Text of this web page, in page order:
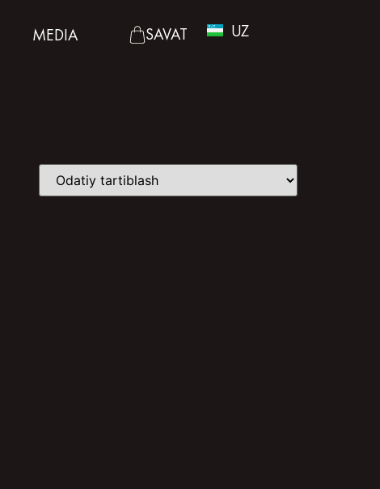
MEDIA SAVAT UZ
RU